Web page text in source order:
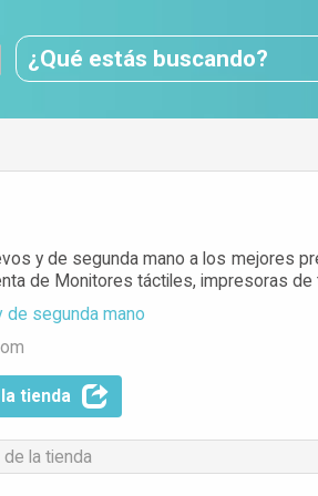
y de segunda mano a los mejores
de Monitores táctiles, impresoras
de segunda mano
tienda
de la tienda